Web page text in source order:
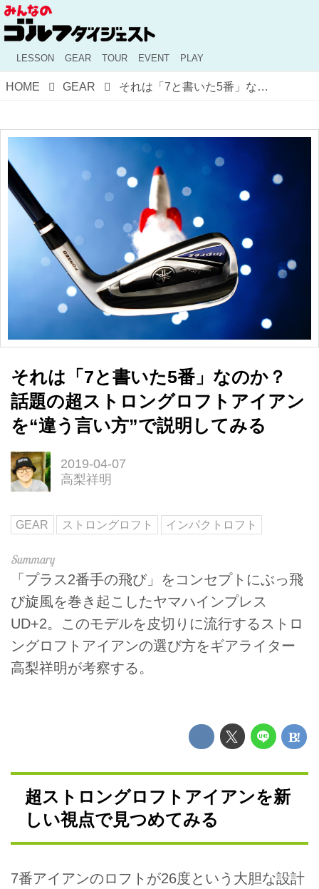
LESSON GEAR TOUR EVENT PLAY
HOME GEAR それは「7と書いた5番」なのか？ 話題の超ストロングロフトアイアンを“違う言い方”で説明してみる
それは「7と書いた5番」なのか？
話題の超ストロングロフトアイアン
を“違う言い方”で説明してみる
2019-04-07
高梨祥明
GEAR ストロングロフト インパクトロフト
「プラス2番手の飛び」をコンセプトにぶっ飛
び旋風を巻き起こしたヤマハインプレス
UD+2。このモデルを皮切りに流行するストロ
ングロフトアイアンの選び方をギアライター
高梨祥明が考察する。
超ストロングロフトアイアンを新
しい視点で見つめてみる
7番アイアンのロフトが26度という大胆な設計